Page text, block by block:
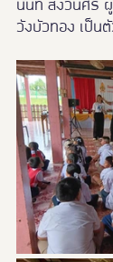
นันท์ สงวนศรี
วังบัวทอง เป็น